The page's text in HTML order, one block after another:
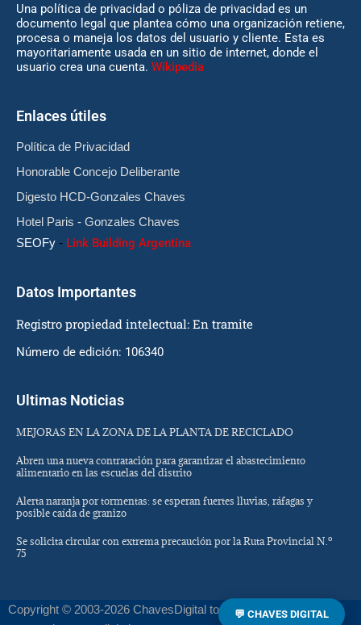
Una política de privacidad o póliza de privacidad es un
documento legal que plantea cómo una organización retiene,
procesa o maneja los datos del usuario y cliente. Esta es
mayoritariamente usada en un sitio de internet, donde el
usuario crea una cuenta. Wikipedia
Enlaces útiles
Política de Privacidad
Honorable Concejo Deliberante
Digesto HCD-Gonzales Chaves
Hotel Paris - Gonzales Chaves
SEOFy - Link Building Argentina
Datos Importantes
Registro propiedad intelectual: En tramite
Número de edición: 106340
Ultimas Noticias
MEJORAS EN LA ZONA DE LA PLANTA DE RECICLADO
Abren una nueva contratación para garantizar el abastecimiento
alimentario en las escuelas del distrito
Alerta naranja por tormentas: se esperan fuertes lluvias, ráfagas y
posible caída de granizo
Se solicita circular con extrema precaución por la Ruta Provincial N.º
75
Copyright © 2003-2026 ChavesDigital todos los derechos
💬 CHAVES DIGITAL